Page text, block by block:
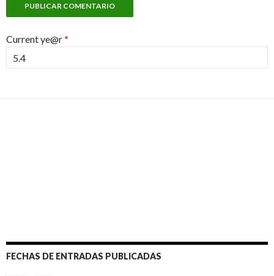
Current ye@r*
FECHAS DE ENTRADAS PUBLICADAS